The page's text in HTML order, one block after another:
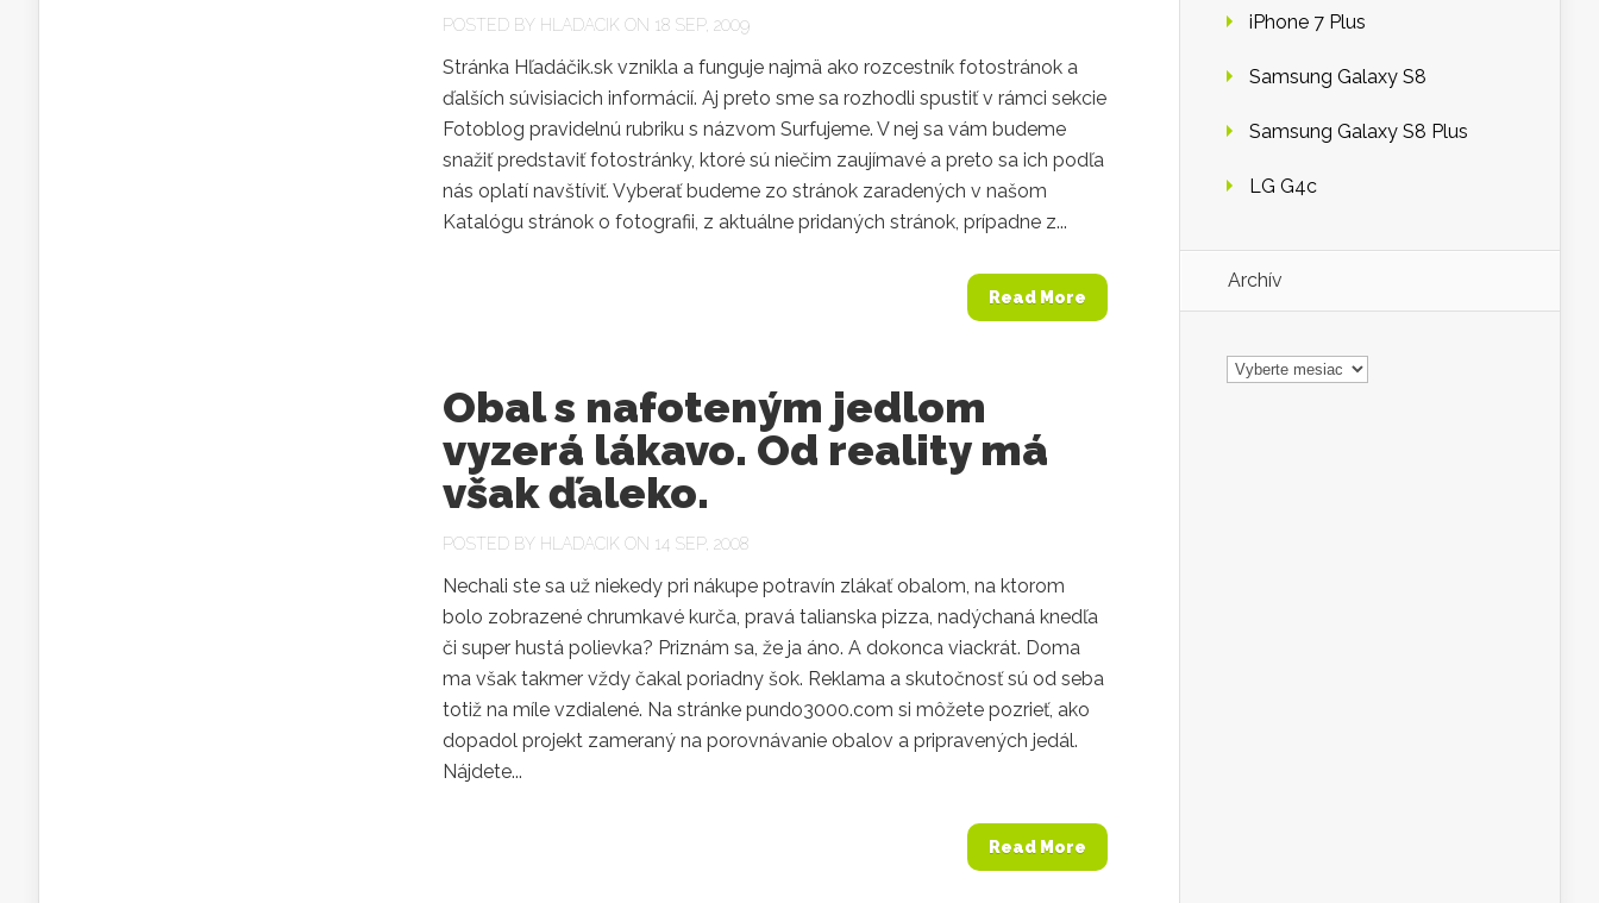
POSTED BY HLADACIK ON 18 SEP, 2009
Stránka Hľadáčik.sk vznikla a funguje najmä ako rozcestník fotostránok a
ďalších súvisiacich informácií. Aj preto sme sa rozhodli spustiť v rámci sekcie
Fotoblog pravidelnú rubriku s názvom Surfujeme. V nej sa vám budeme
snažiť predstaviť fotostránky, ktoré sú niečim zaujímavé a preto sa ich podľa
nás oplatí navštíviť. Vyberať budeme zo stránok zaradených v našom
Katalógu stránok o fotografii, z aktuálne pridaných stránok, prípadne z...
Read More
Obal s nafoteným jedlom
vyzerá lákavo. Od reality má
však ďaleko.
POSTED BY HLADACIK ON 14 SEP, 2008
Nechali ste sa už niekedy pri nákupe potravín zlákať obalom, na ktorom
bolo zobrazené chrumkavé kurča, pravá talianska pizza, nadýchaná knedľa
či super hustá polievka? Priznám sa, že ja áno. A dokonca viackrát. Doma
ma však takmer vždy čakal poriadny šok. Reklama a skutočnosť sú od seba
totiž na míle vzdialené. Na stránke pundo3000.com si môžete pozrieť, ako
dopadol projekt zameraný na porovnávanie obalov a pripravených jedál.
Nájdete...
Read More
iPhone 7 Plus
Samsung Galaxy S8
Samsung Galaxy S8 Plus
LG G4c
Archív
Archív